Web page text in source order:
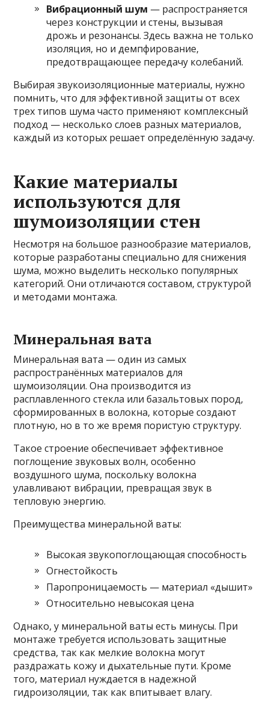
Вибрационный шум — распространяется
через конструкции и стены, вызывая
дрожь и резонансы. Здесь важна не только
изоляция, но и демпфирование,
предотвращающее передачу колебаний.
Выбирая звукоизоляционные материалы, нужно
помнить, что для эффективной защиты от всех
трех типов шума часто применяют комплексный
подход — несколько слоев разных материалов,
каждый из которых решает определённую задачу.
Какие материалы
используются для
шумоизоляции стен
Несмотря на большое разнообразие материалов,
которые разработаны специально для снижения
шума, можно выделить несколько популярных
категорий. Они отличаются составом, структурой
и методами монтажа.
Минеральная вата
Минеральная вата — один из самых
распространённых материалов для
шумоизоляции. Она производится из
расплавленного стекла или базальтовых пород,
сформированных в волокна, которые создают
плотную, но в то же время пористую структуру.
Такое строение обеспечивает эффективное
поглощение звуковых волн, особенно
воздушного шума, поскольку волокна
улавливают вибрации, превращая звук в
тепловую энергию.
Преимущества минеральной ваты:
Высокая звукопоглощающая способность
Огнестойкость
Паропроницаемость — материал «дышит»
Относительно невысокая цена
Однако, у минеральной ваты есть минусы. При
монтаже требуется использовать защитные
средства, так как мелкие волокна могут
раздражать кожу и дыхательные пути. Кроме
того, материал нуждается в надежной
гидроизоляции, так как впитывает влагу.